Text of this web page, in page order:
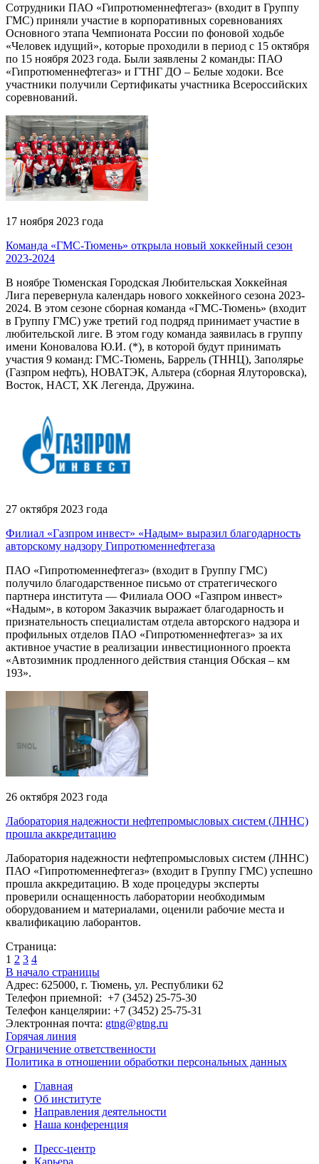
Сотрудники ПАО «Гипротюменнефтегаз» (входит в Группу
ГМС) приняли участие в корпоративных соревнованиях
Основного этапа Чемпионата России по фоновой ходьбе
«Человек идущий», которые проходили в период с 15 октября
по 15 ноября 2023 года. Были заявлены 2 команды: ПАО
«Гипротюменнефтегаз» и ГТНГ ДО – Белые ходоки. Все
участники получили Сертификаты участника Всероссийских
соревнований.
17 ноября 2023 года
Команда «ГМС-Тюмень» открыла новый хоккейный сезон
2023-2024
В ноябре Тюменская Городская Любительская Хоккейная
Лига перевернула календарь нового хоккейного сезона 2023-
2024. В этом сезоне сборная команда «ГМС-Тюмень» (входит
в Группу ГМС) уже третий год подряд принимает участие в
любительской лиге. В этом году команда заявилась в группу
имени Коновалова Ю.И. (*), в которой будут принимать
участия 9 команд: ГМС-Тюмень, Баррель (ТННЦ), Заполярье
(Газпром нефть), НОВАТЭК, Альтера (сборная Ялуторовска),
Восток, НАСТ, ХК Легенда, Дружина.
27 октября 2023 года
Филиал «Газпром инвест» «Надым» выразил благодарность
авторскому надзору Гипротюменнефтегаза
ПАО «Гипротюменнефтегаз» (входит в Группу ГМС)
получило благодарственное письмо от стратегического
партнера института — Филиала ООО «Газпром инвест»
«Надым», в котором Заказчик выражает благодарность и
признательность специалистам отдела авторского надзора и
профильных отделов ПАО «Гипротюменнефтегаз» за их
активное участие в реализации инвестиционного проекта
«Автозимник продленного действия станция Обская – км
193».
26 октября 2023 года
Лаборатория надежности нефтепромысловых систем (ЛННС)
прошла аккредитацию
Лаборатория надежности нефтепромысловых систем (ЛННС)
ПАО «Гипротюменнефтегаз» (входит в Группу ГМС) успешно
прошла аккредитацию. В ходе процедуры эксперты
проверили оснащенность лаборатории необходимым
оборудованием и материалами, оценили рабочие места и
квалификацию лаборантов.
Страница:
1 2 3 4
В начало страницы
Адрес: 625000, г. Тюмень, ул. Республики 62
Телефон приемной: +7 (3452) 25-75-30
Телефон канцелярии: +7 (3452) 25-75-31
Электронная почта: gtng@gtng.ru
Горячая линия
Ограничение ответственности
Политика в отношении обработки персональных данных
Главная
Об институте
Направления деятельности
Наша конференция
Пресс-центр
Карьера